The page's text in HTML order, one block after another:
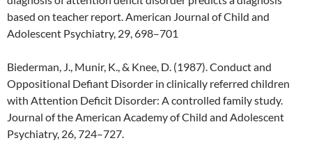
based on teacher report. American Journal of Child and
Adolescent Psychiatry, 29, 698–701
Biederman, J., Munir, K., & Knee, D. (1987). Conduct and
Oppositional Defiant Disorder in clinically referred children
with Attention Deficit Disorder: A controlled family study.
Journal of the American Academy of Child and Adolescent
Psychiatry, 26, 724–727.